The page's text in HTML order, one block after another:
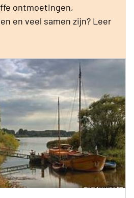
ontmoetingen,
en veel samen zijn? Leer